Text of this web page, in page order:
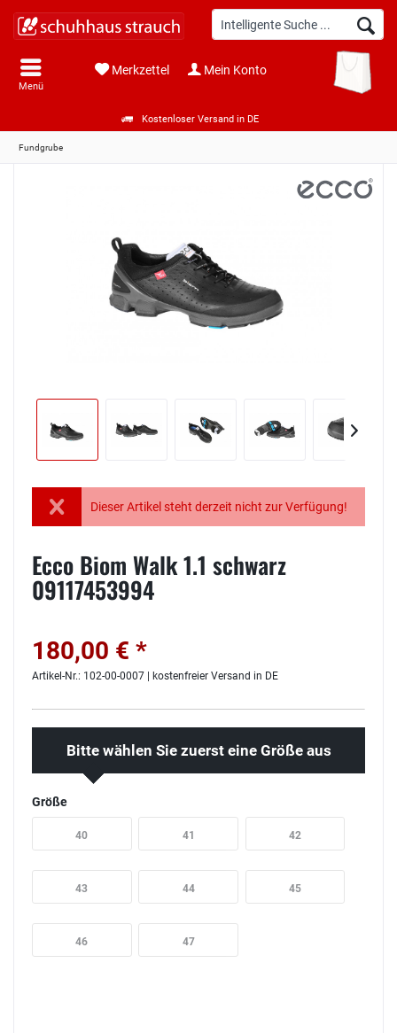
Kostenloser Versand in DE
Menü
Merkzettel Mein Konto
Fundgrube
Dieser Artikel steht derzeit nicht zur Verfügung!
Ecco Biom Walk 1.1 schwarz
09117453994
180,00 € *
Artikel-Nr.: 102-00-0007 | kostenfreier Versand in DE
Bitte wählen Sie zuerst eine Größe aus
Größe
40 41 42
43 44 45
46 47